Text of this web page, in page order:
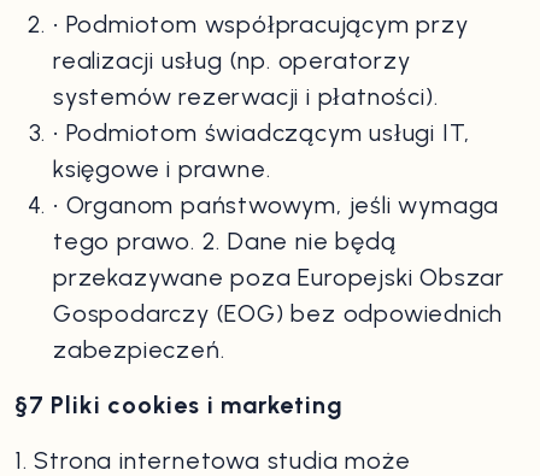
• Podmiotom współpracującym przy
realizacji usług (np. operatorzy
systemów rezerwacji i płatności).
• Podmiotom świadczącym usługi IT,
księgowe i prawne.
• Organom państwowym, jeśli wymaga
tego prawo. 2. Dane nie będą
przekazywane poza Europejski Obszar
Gospodarczy (EOG) bez odpowiednich
zabezpieczeń.
§7 Pliki cookies i marketing
1. Strona internetowa studia może